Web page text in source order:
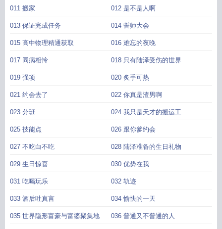
011 搬家 012 是不是人啊
013 保证完成任务 014 誓师大会
015 高中物理精通获取 016 难忘的夜晚
017 同病相怜 018 只有陆泽受伤的世界
019 强项 020 炙手可热
021 约会去了 022 你真是渣男啊
023 分班 024 我只是天才的搬运工
025 技能点 026 跟你爹约会
027 不吃白不吃 028 陆泽准备的生日礼物
029 生日惊喜 030 优势在我
031 吃喝玩乐 032 轨迹
033 酒后吐真言 034 愉快的一天
035 世界隐形富豪与富婆聚集地 036 普通又不普通的人